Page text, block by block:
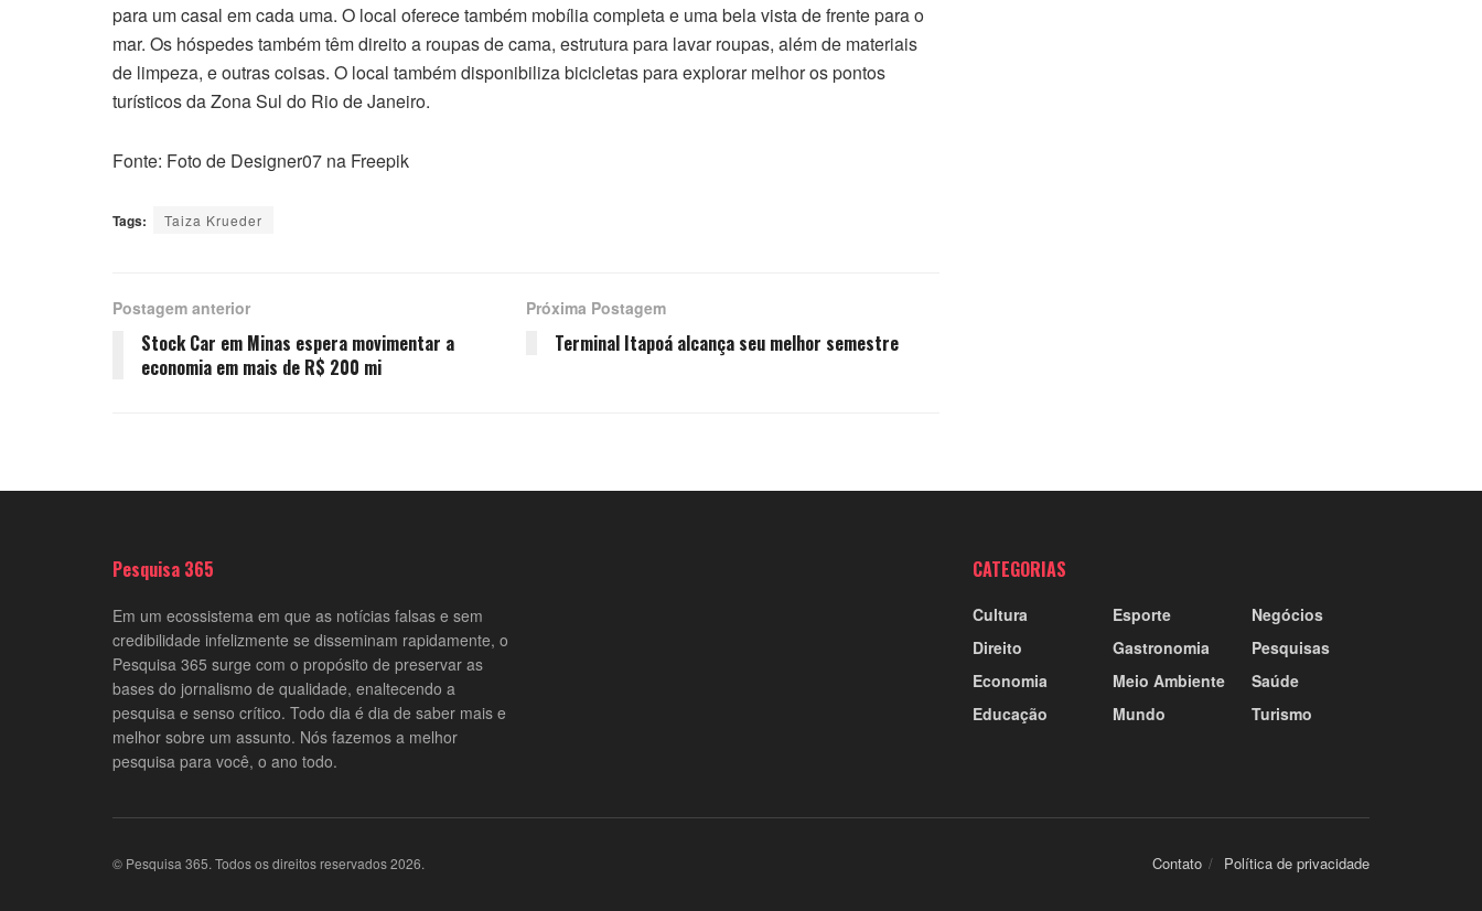
para um casal em cada uma. O local oferece também mobília completa e uma bela vista de frente para o
mar. Os hóspedes também têm direito a roupas de cama, estrutura para lavar roupas, além de materiais
de limpeza, e outras coisas. O local também disponibiliza bicicletas para explorar melhor os pontos
turísticos da Zona Sul do Rio de Janeiro.
Fonte: Foto de Designer07 na Freepik
Tags: Taiza Krueder
Postagem anterior
Stock Car em Minas espera movimentar a
economia em mais de R$ 200 mi
Próxima Postagem
Terminal Itapoá alcança seu melhor semestre
Pesquisa 365
Em um ecossistema em que as notícias falsas e sem
credibilidade infelizmente se disseminam rapidamente, o
Pesquisa 365 surge com o propósito de preservar as
bases do jornalismo de qualidade, enaltecendo a
pesquisa e senso crítico. Todo dia é dia de saber mais e
melhor sobre um assunto. Nós fazemos a melhor
pesquisa para você, o ano todo.
CATEGORIAS
Cultura
Direito
Economia
Educação
Esporte
Gastronomia
Meio Ambiente
Mundo
Negócios
Pesquisas
Saúde
Turismo
Contato Política de privacidade
© Pesquisa 365. Todos os direitos reservados 2026.